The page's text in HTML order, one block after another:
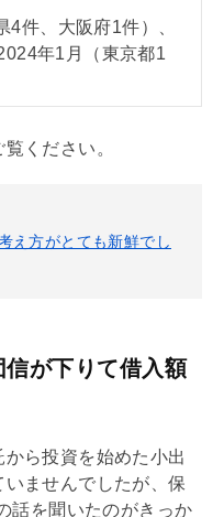
件、大阪府1件）、
年1月（東京都1
ください。
え方がとても新鮮でし
が下りて借入額
ら投資を始めた小出
ませんでしたが、保
話を聞いたのがきっか